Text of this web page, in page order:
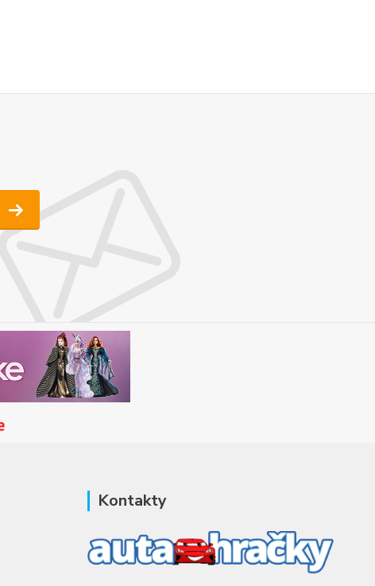
Kontakty